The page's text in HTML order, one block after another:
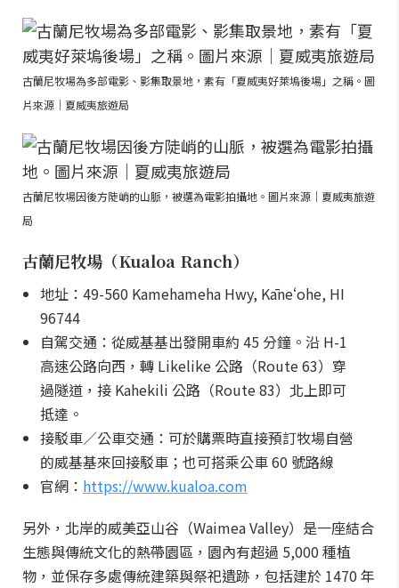
古蘭尼牧場為多部電影、影集取景地，素有「夏威夷好萊塢後場」之稱。圖
片來源｜夏威夷旅遊局
古蘭尼牧場因後方陡峭的山脈，被選為電影拍攝地。圖片來源｜夏威夷旅遊
局
古蘭尼牧場（Kualoa Ranch）
地址：49-560 Kamehameha Hwy, Kāneʻohe, HI
96744
自駕交通：從威基基出發開車約 45 分鐘。沿 H-1
高速公路向西，轉 Likelike 公路（Route 63）穿
過隧道，接 Kahekili 公路（Route 83）北上即可
抵達。
接駁車／公車交通：可於購票時直接預訂牧場自營
的威基基來回接駁車；也可搭乘公車 60 號路線
官網： https://www.kualoa.com
另外，北岸的威美亞山谷（Waimea Valley）是一座結合
生態與傳統文化的熱帶園區，園內有超過 5,000 種植
物，並保存多處傳統建築與祭祀遺跡，包括建於 1470 年